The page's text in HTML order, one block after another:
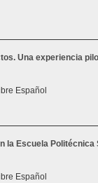
Una experiencia
Español
la Escuela Politécnica
Español